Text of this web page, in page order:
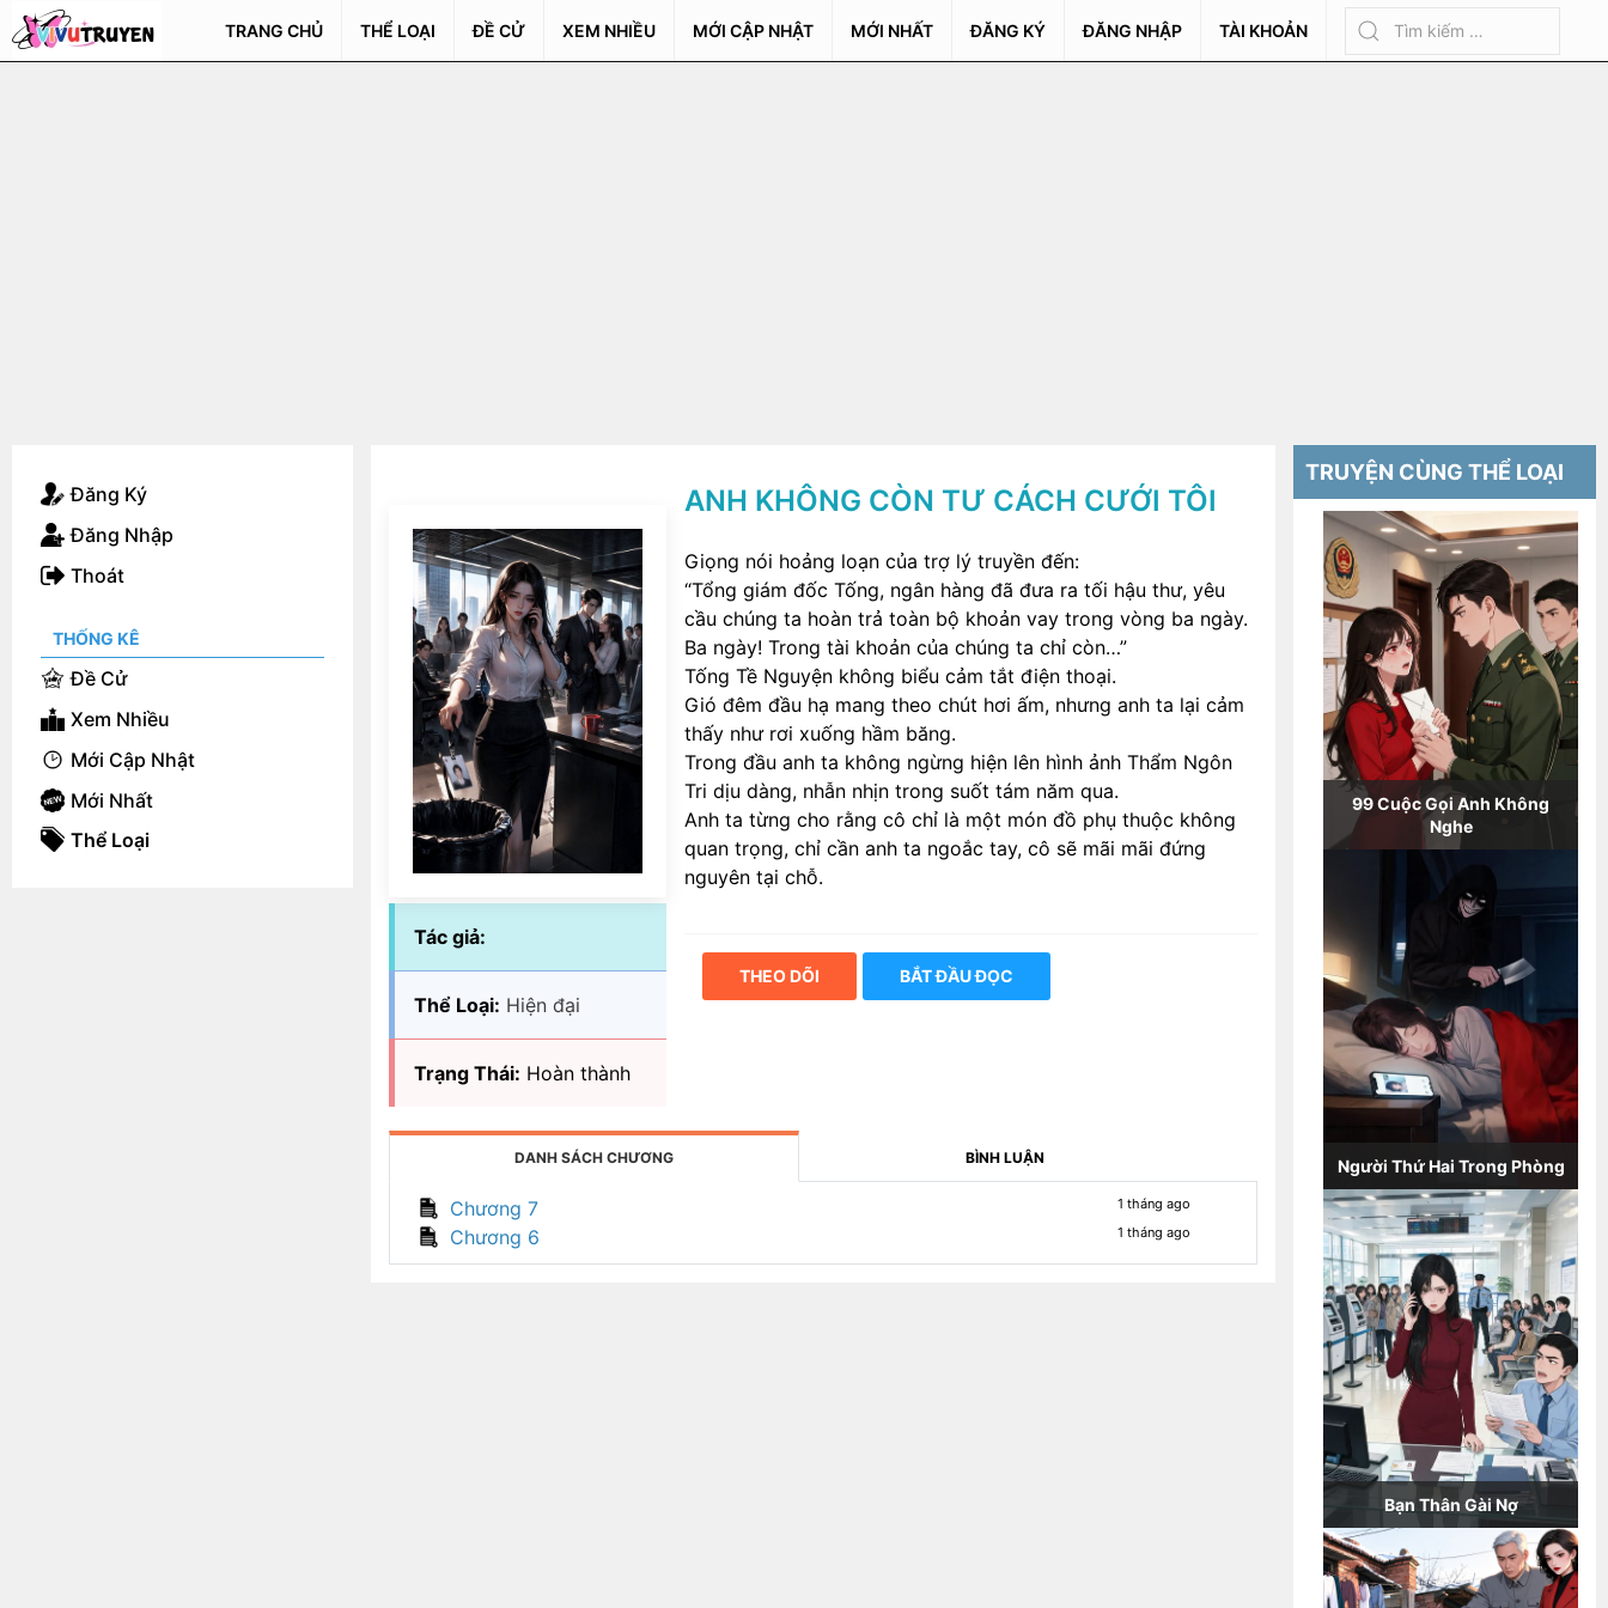
TRANG CHỦ THỂ LOẠI ĐỀ CỬ XEM NHIỀU MỚI CẬP NHẬT MỚI NHẤT ĐĂNG KÝ ĐĂNG NHẬP TÀI KHOẢN
ANH KHÔNG CÒN TƯ CÁCH CƯỚI TÔI
Tác giả:
Thể Loại: Hiện đại
Trạng Thái: Hoàn thành
Giọng nói hoảng loạn của trợ lý truyền đến:
“Tổng giám đốc Tống, ngân hàng đã đưa ra tối hậu thư, yêu
cầu chúng ta hoàn trả toàn bộ khoản vay trong vòng ba ngày.
Ba ngày! Trong tài khoản của chúng ta chỉ còn…”
Tống Tề Nguyện không biểu cảm tắt điện thoại.
Gió đêm đầu hạ mang theo chút hơi ấm, nhưng anh ta lại cảm
thấy như rơi xuống hầm băng.
Trong đầu anh ta không ngừng hiện lên hình ảnh Thẩm Ngôn
Tri dịu dàng, nhẫn nhịn trong suốt tám năm qua.
Anh ta từng cho rằng cô chỉ là một món đồ phụ thuộc không
quan trọng, chỉ cần anh ta ngoắc tay, cô sẽ mãi mãi đứng
nguyên tại chỗ.
THEO DÕI BẮT ĐẦU ĐỌC
DANH SÁCH CHƯƠNG BÌNH LUẬN
Chương 7 1 tháng ago
Chương 6 1 tháng ago
Đăng Ký
Đăng Nhập
Thoát
THỐNG KÊ
Đề Cử
Xem Nhiều
Mới Cập Nhật
Mới Nhất
Thể Loại
TRUYỆN CÙNG THỂ LOẠI
99 Cuộc Gọi Anh Không
Nghe
Người Thứ Hai Trong Phòng
Bạn Thân Gài Nợ